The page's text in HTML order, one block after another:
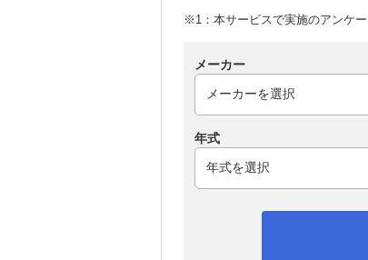
※1：本サービスで実施のアンケー
メーカー
年式